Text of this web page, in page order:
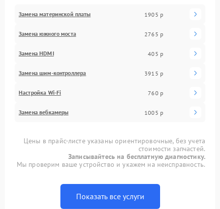
Замена материнской платы 1905 р
Замена южного моста 2765 р
Замена HDMI 405 р
Замена шим-контроллера 3915 р
Настройка Wi-Fi 760 р
Замена вебкамеры 1005 р
Цены в прайс-листе указаны ориентировочные, без учета
стоимости запчастей.
Записывайтесь на бесплатную диагностику.
Мы проверим ваше устройство и укажем на неисправность.
Показать все услуги